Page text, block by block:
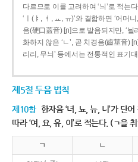
다르므로 이를 고려하여 ‘늬’로 적는
‘ㅣ(ㅑ, ㅕ, ㅛ, ㅠ)’와 결합하면 ‘어머
음(硬口蓋音) [ɲ]으로 발음되지만, ‘늴
화하지 않은 ‘ㄴ’, 곧 치경음(齒莖音)
리리, 무늬’ 등에서는 전통적인 표기
제5절 두음 법칙
제10항 한자음 ‘녀, 뇨, 뉴, 니’가 단
따라 ‘여, 요, 유, 이’로 적는다. (ㄱ을
ㄱ ㄴ